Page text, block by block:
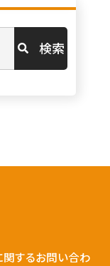
検索
関するお問い合わ